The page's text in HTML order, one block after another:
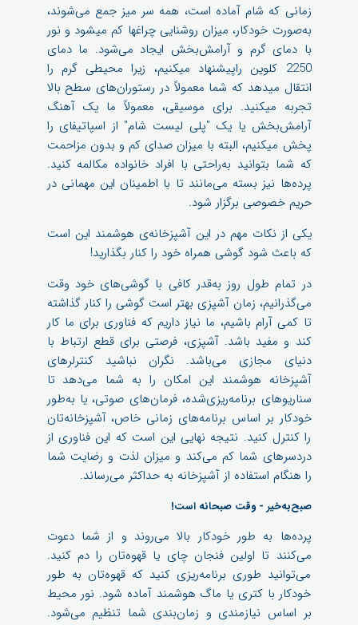
زمانی که شام آماده است، همه سر میز جمع می‌شوند،
به‌صورت خودکار، میزان روشنایی چراغ­ها کم می­شود و نور
با دمای گرم و آرامش‌بخش ایجاد می‌شود. ما دمای
2250 کلوین راپیشنهاد می­کنیم، زیرا محیطی گرم را
انتقال می­دهد که شما معمولاً در رستوران‌های سطح بالا
تجربه می­کنید. برای موسیقی، معمولاً ما یک آهنگ
آرامش‌بخش یا یک "پلی لیست شام" از اسپاتیفای را
پخش می­کنیم، البته با میزان صدای کم و بدون مزاحمت
که شما بتوانید به‌راحتی با افراد خانواده مکالمه کنید.
پرده‌ها نیز بسته می‌مانند تا با اطمینان این مهمانی در
حریم خصوصی برگزار شود.
یکی از نکات مهم در این آشپزخانه‌ی هوشمند این است
که باعث شود گوشی همراه خود را کنار بگذارید!
در تمام طول روز به‌قدر کافی با گوشی‌های خود وقت
می‌گذرانیم، زمان آشپزی بهتر است گوشی را کنار گذاشته
تا کمی آرام باشیم، ما نیاز داریم که فناوری برای ما کار
کند و مفید باشد. آشپزی، فرصتی برای قطع ارتباط با
دنیای مجازی می‌باشد. نگران نباشید کنترلرهای
آشپزخانه هوشمند این امکان را به شما می‌دهد تا
سناریوهای برنامه‌ریزی‌شده، فرمان‌های صوتی، یا به‌طور
خودکار بر اساس برنامه‌های زمانی خاص، آشپزخانه‌تان
را کنترل کنید. نتیجه نهایی این است که این فناوری از
دردسرهای شما کم می‌کند و میزان لذت و رضایت شما
را هنگام استفاده از آشپزخانه به حداکثر می‌رساند.
صبح‌به‌خیر - وقت صبحانه است!
پرده‌ها به طور خودکار بالا می‌روند و از شما دعوت
می‌کنند تا اولین فنجان چای یا قهوه‌تان را دم کنید.
می‌توانید طوری برنامه‌ریزی کنید که قهوه‌تان به طور
خودکار با کتری یا ماگ هوشمند آماده شود. نور محیط
بر اساس نیازمندی و زمان‌بندی شما تنظیم می‌شود.